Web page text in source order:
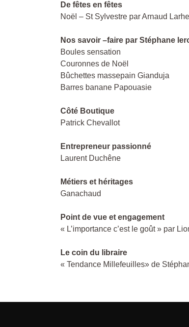
De fêtes en fêtes
Noël – St Sylvestre par Arnaud
Nos savoir –faire par Stéphane
Boules sensation
Couronnes de Noël
Bûchettes massepain Gianduja
Barres banane Papouasie
Côté Boutique
Patrick Chevallot
Entrepreneur passionné
Laurent Duchêne
Métiers et héritages
Ganachaud
Point de vue et engagement
« L’importance c’est le goût » par
Le coin du libraire
« Tendance Millefeuilles» de